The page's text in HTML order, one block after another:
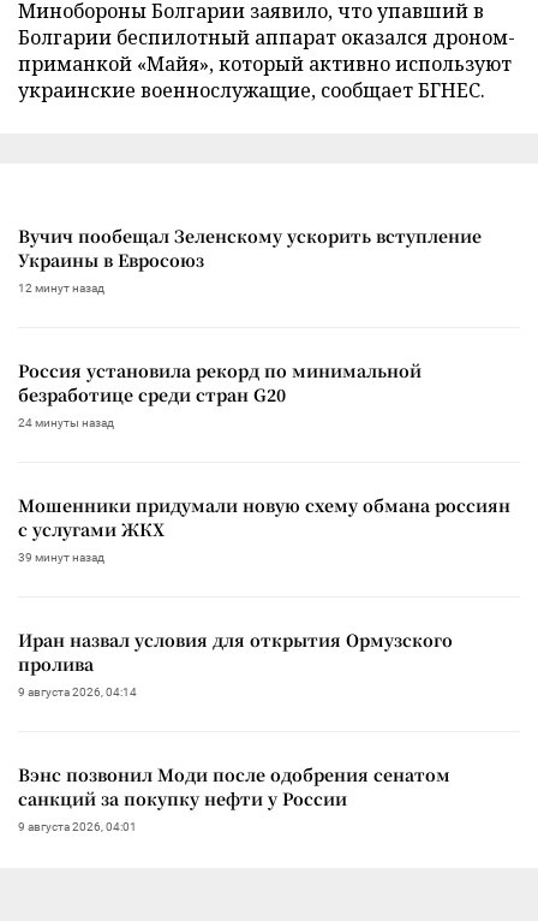
Минобороны Болгарии заявило, что упавший в
Болгарии беспилотный аппарат оказался дроном-
приманкой «Майя», который активно используют
украинские военнослужащие, сообщает БГНЕС.
Вучич пообещал Зеленскому ускорить вступление
Украины в Евросоюз
12 минут назад
Россия установила рекорд по минимальной
безработице среди стран G20
24 минуты назад
Мошенники придумали новую схему обмана россиян
с услугами ЖКХ
39 минут назад
Иран назвал условия для открытия Ормузского
пролива
9 августа 2026, 04:14
Вэнс позвонил Моди после одобрения сенатом
санкций за покупку нефти у России
9 августа 2026, 04:01